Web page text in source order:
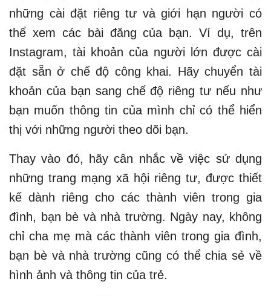
những cài đặt riêng tư và giới hạn người có
thể xem các bài đăng của bạn. Ví dụ, trên
Instagram, tài khoản của người lớn được cài
đặt sẵn ở chế độ công khai. Hãy chuyển tài
khoản của bạn sang chế độ riêng tư nếu như
bạn muốn thông tin của mình chỉ có thể hiển
thị với những người theo dõi bạn.
Thay vào đó, hãy cân nhắc về việc sử dụng
những trang mạng xã hội riêng tư, được thiết
kế dành riêng cho các thành viên trong gia
đình, bạn bè và nhà trường. Ngày nay, không
chỉ cha mẹ mà các thành viên trong gia đình,
bạn bè và nhà trường cũng có thể chia sẻ về
hình ảnh và thông tin của trẻ.